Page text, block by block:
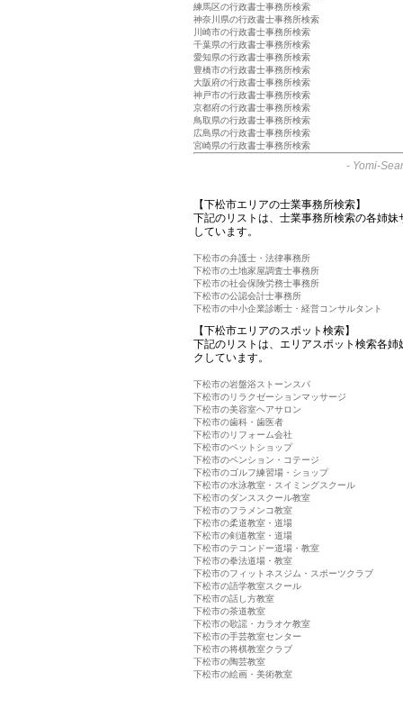
練馬区の行政書士事務所検索
神奈川県の行政書士事務所検索
川崎市の行政書士事務所検索
千葉県の行政書士事務所検索
愛知県の行政書士事務所検索
豊橋市の行政書士事務所検索
大阪府の行政書士事務所検索
神戸市の行政書士事務所検索
京都府の行政書士事務所検索
鳥取県の行政書士事務所検索
広島県の行政書士事務所検索
宮崎県の行政書士事務所検索
- Yomi-
【下松市エリアの士業事務所検索】
下記のリストは、士業事務所検索の各姉
しています。
下松市の弁護士・法律事務所
下松市の土地家屋調査士事務所
下松市の社会保険労務士事務所
下松市の公認会計士事務所
下松市の中小企業診断士・経営コンサルタント
【下松市エリアのスポット検索】
下記のリストは、エリアスポット検索各
クしています。
下松市の岩盤浴ストーンスパ
下松市のリラクゼーションマッサージ
下松市の美容室ヘアサロン
下松市の歯科・歯医者
下松市のリフォーム会社
下松市のペットショップ
下松市のペンション・コテージ
下松市のゴルフ練習場・ショップ
下松市の水泳教室・スイミングスクール
下松市のダンススクール教室
下松市のフラメンコ教室
下松市の柔道教室・道場
下松市の剣道教室・道場
下松市のテコンドー道場・教室
下松市の拳法道場・教室
下松市のフィットネスジム・スポーツクラブ
下松市の語学教室スクール
下松市の話し方教室
下松市の茶道教室
下松市の歌謡・カラオケ教室
下松市の手芸教室センター
下松市の将棋教室クラブ
下松市の陶芸教室
下松市の絵画・美術教室